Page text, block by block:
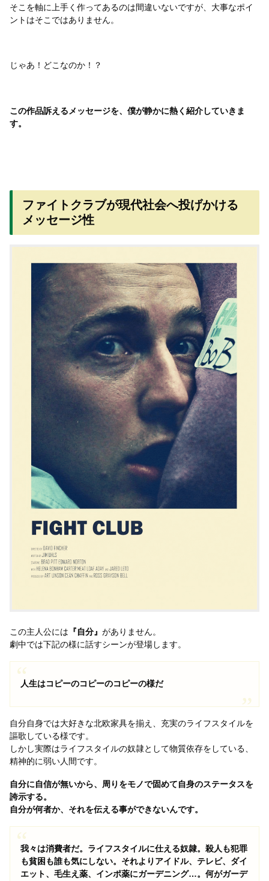
そこを軸に上手く作ってあるのは間違いないですが、大事なポイ
ントはそこではありません。
じゃあ！どこなのか！？
この作品訴えるメッセージを、僕が静かに熱く紹介していきま
す。
ファイトクラブが現代社会へ投げかける
メッセージ性
この主人公には 『自分』 がありません。
劇中では下記の様に話すシーンが登場します。
人生はコピーのコピーのコピーの様だ
自分自身では大好きな北欧家具を揃え、充実のライフスタイルを
謳歌している様です。
しかし実際はライフスタイルの奴隷として物質依存をしている、
精神的に弱い人間です。
自分に自信が無いから、周りをモノで固めて自身のステータスを
誇示する。
自分が何者か、それを伝える事ができないんです。
我々は消費者だ。ライフスタイルに仕える奴隷。殺人も犯罪
も貧困も誰も気にしない。それよりアイドル、テレビ、ダイ
エット、毛生え薬、インポ薬にガーデニング…。何がガーデ